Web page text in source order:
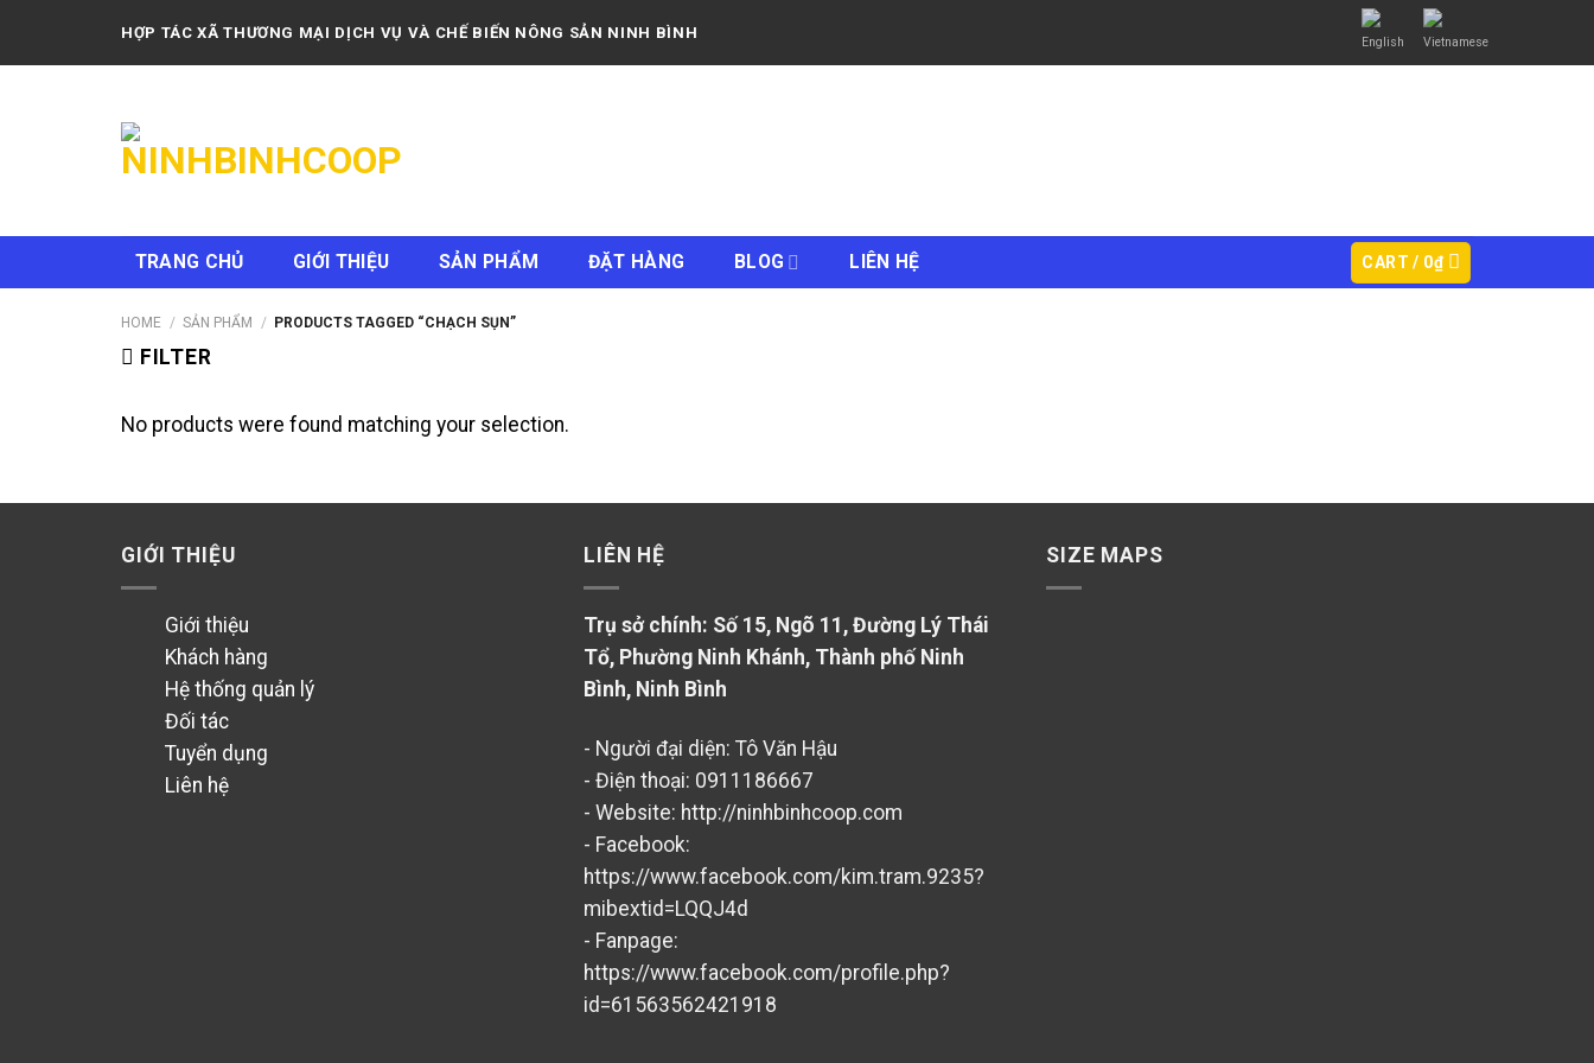
HỢP TÁC XÃ THƯƠNG MẠI DỊCH VỤ VÀ CHẾ BIẾN NÔNG SẢN NINH BÌNH
TRANG CHỦ GIỚI THIỆU SẢN PHẨM ĐẶT HÀNG BLOG LIÊN HỆ CART / 0₫
HOME / SẢN PHẨM / PRODUCTS TAGGED “CHẠCH SỤN”
FILTER
No products were found matching your selection.
GIỚI THIỆU
Giới thiệu
Khách hàng
Hệ thống quản lý
Đối tác
Tuyển dụng
Liên hệ
LIÊN HỆ
Trụ sở chính: Số 15, Ngõ 11, Đường Lý Thái
Tổ, Phường Ninh Khánh, Thành phố Ninh
Bình, Ninh Bình
- Người đại diện: Tô Văn Hậu
- Điện thoại: 0911186667
- Website: http://ninhbinhcoop.com
- Facebook:
https://www.facebook.com/kim.tram.9235?
mibextid=LQQJ4d
- Fanpage:
https://www.facebook.com/profile.php?
id=61563562421918
SIZE MAPS